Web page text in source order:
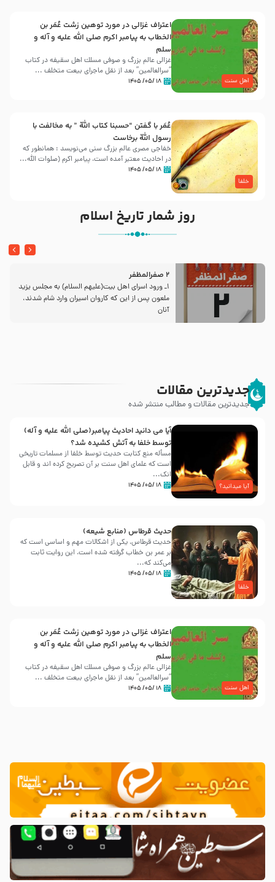
اهل سنت
اعتراف غزالی در مورد توهین زشت عُمَر بن
الخطاب به پیامبر اکرم صلی الله علیه و آله و
سلم
غزالی عالم بزرگ و صوفی مسلك اهل سقيفه در کتاب
“سرالعالمین” بعد از نقل ماجرای بیعت متخلف ...
۱۸ /۰۵/ ۱۴۰۵
خلفا
عُمَر با گفتن “حسبنا كتاب اللّه ” به مخالفت با
رسول اللّه برخاست
خفاجی مصری عالم بزرگ سنی می‌نویسد : همانطور که
در احادیث معتبر آمده است، پیامبر اکرم (صلوات اللّه...
۱۸ /۰۵/ ۱۴۰۵
روز شمار تاریخ اسلام
2 صفرالمظفر
1ـ ورود اسراى اهل بیت‌(علیهم السلام) به مجلس یزید
ملعون پس از این كه كاروان اسیران وارد شام شدند،
آنان
جدیدترین مقالات
جدیدترین مقالات و مطالب منتشر شده
آیا میدانید؟
آیا می دانید احادیث پیامبر(صلی الله علیه و آله)
توسط خلفا به آتش کشیده شد؟
مسأله منع کتابت حدیث توسط خلفا از مسلمات تاریخی
است که علمای اهل سنت بر آن تصریح کرده اند و قابل
انک...
۱۸ /۰۵/ ۱۴۰۵
خلفا
حدیث قرطاس (منابع شیعه)
حدیث قرطاس، یکی از اشکالات مهم و اساسی است که
بر عمر بن خطاب گرفته شده است، این روایت ثابت
می‌کند که...
۱۸ /۰۵/ ۱۴۰۵
اهل سنت
اعتراف غزالی در مورد توهین زشت عُمَر بن
الخطاب به پیامبر اکرم صلی الله علیه و آله و
سلم
غزالی عالم بزرگ و صوفی مسلك اهل سقيفه در کتاب
“سرالعالمین” بعد از نقل ماجرای بیعت متخلف ...
۱۸ /۰۵/ ۱۴۰۵